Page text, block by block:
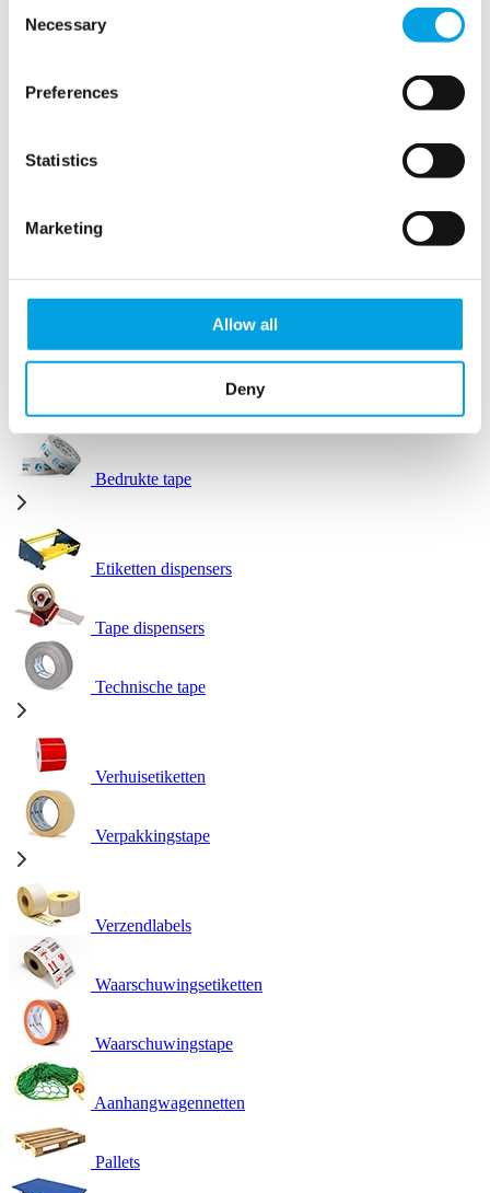
Selection
Necessary
Preferences
Statistics
Marketing
Allow all
Deny
Opvulpapier
Schuimbuffers
SizzlePak
Afzetlint
Automatische tape dispensers
Bedrukte tape
Etiketten dispensers
Tape dispensers
Technische tape
Verhuisetiketten
Verpakkingstape
Verzendlabels
Waarschuwingsetiketten
Waarschuwingstape
Aanhangwagennetten
Pallets